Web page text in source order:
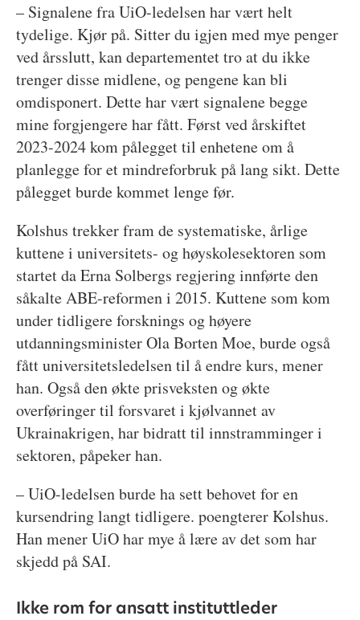
– Signalene fra UiO-ledelsen har vært helt
tydelige. Kjør på. Sitter du igjen med mye penger
ved årsslutt, kan departementet tro at du ikke
trenger disse midlene, og pengene kan bli
omdisponert. Dette har vært signalene begge
mine forgjengere har fått. Først ved årskiftet
2023-2024 kom pålegget til enhetene om å
planlegge for et mindreforbruk på lang sikt. Dette
pålegget burde kommet lenge før.
Kolshus trekker fram de systematiske, årlige
kuttene i universitets- og høyskolesektoren som
startet da Erna Solbergs regjering innførte den
såkalte ABE-reformen i 2015. Kuttene som kom
under tidligere forsknings og høyere
utdanningsminister Ola Borten Moe, burde også
fått universitetsledelsen til å endre kurs, mener
han. Også den økte prisveksten og økte
overføringer til forsvaret i kjølvannet av
Ukrainakrigen, har bidratt til innstramminger i
sektoren, påpeker han.
– UiO-ledelsen burde ha sett behovet for en
kursendring langt tidligere. poengterer Kolshus.
Han mener UiO har mye å lære av det som har
skjedd på SAI.
Ikke rom for ansatt instituttleder